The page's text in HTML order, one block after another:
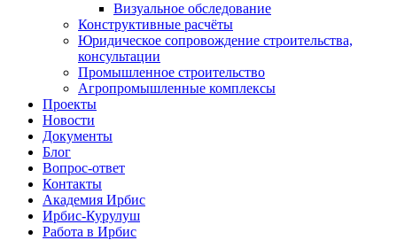
Визуальное обследование
Конструктивные расчёты
Юридическое сопровождение строительства,
консультации
Промышленное строительство
Агропромышленные комплексы
Проекты
Новости
Документы
Блог
Вопрос-ответ
Контакты
Академия Ирбис
Ирбис-Курулуш
Работа в Ирбис